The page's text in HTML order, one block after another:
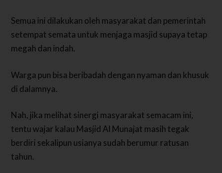
Semua ini dilakukan oleh masyarakat dan pemerintah
setempat semata untuk menjaga masjid supaya tetap
megah dan indah.
Warga pun bisa beribadah dengan nyaman dan khusuk
di dalamnya.
Nah, jika melihat sinergi masyarakat semacam ini,
tentu wajar kalau Masjid Al Munajat masih tegak
berdiri sekalipun usianya sudah berumur ratusan
tahun.